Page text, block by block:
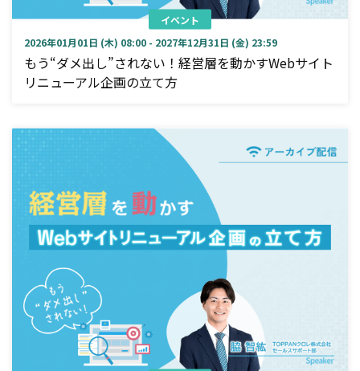
イベント
2026年01月01日 (木) 08:00 - 2027年12月31日 (金) 23:59
もう“ダメ出し”されない！経営層を動かすWebサイト
リニューアル企画の立て方